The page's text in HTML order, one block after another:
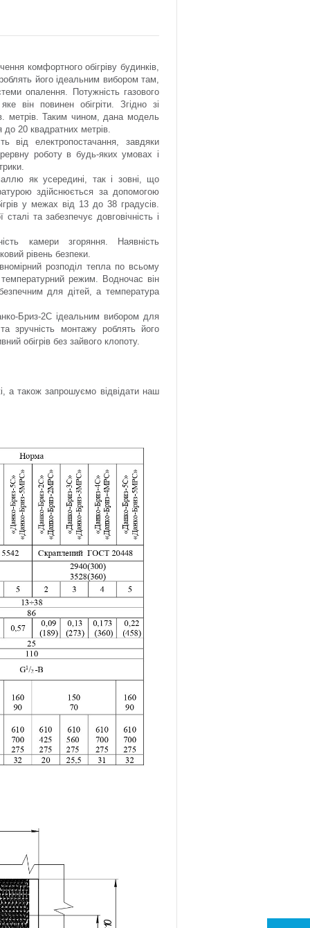
комфортного обігріву будинків,
його ідеальним вибором там,
опалення. Потужність газового
він повинен обігріти. Згідно зі
метрів. Таким чином, дана модель
20 квадратних метрів.
від електропостачання, завдяки
роботу в будь-яких умовах і
як усередині, так і зовні, що
здійснюється за допомогою
у межах від 13 до 38 градусів.
та забезпечує довговічність і
камери згоряння. Наявність
рівень безпеки.
розподіл тепла по всьому
режим. Водночас він
для дітей, а температура
Бриз-2С ідеальним вибором для
зручність монтажу роблять його
обігрів без зайвого клопоту.
а також запрошуємо відвідати наш